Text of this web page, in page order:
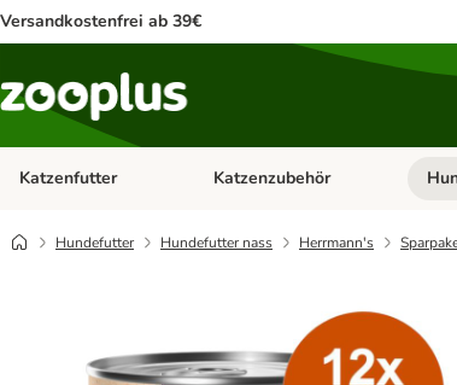
Versandkostenfrei ab 39€
Katzenfutter Kategorie-Menü öffnen:
Katzenzubehör
Hundefutter Hundefutter nass Herrmann's